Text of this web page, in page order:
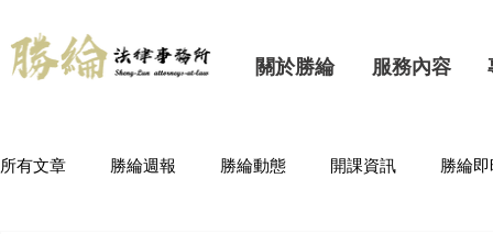
關於勝綸 服務內容
所有文章 勝綸週報 勝綸動態 開課資訊 勝綸